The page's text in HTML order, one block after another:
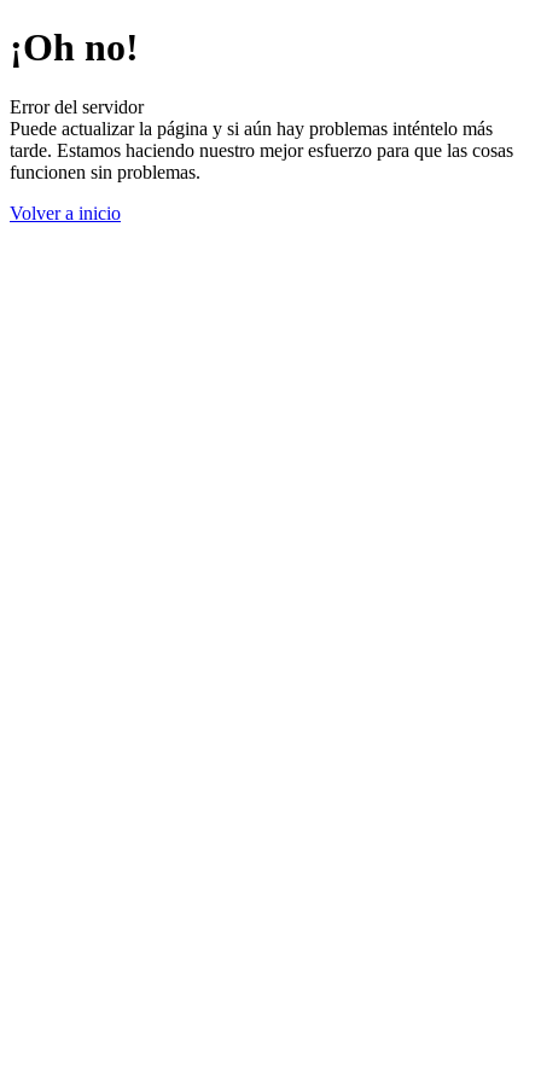
¡Oh no!
Error del servidor
Puede actualizar la página y si aún hay problemas inténtelo más
tarde. Estamos haciendo nuestro mejor esfuerzo para que las cosas
funcionen sin problemas.
Volver a inicio